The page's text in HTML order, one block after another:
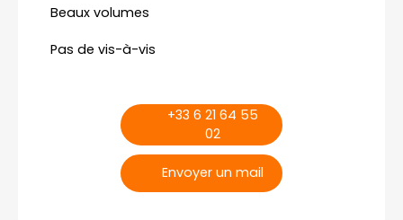
Beaux volumes
Pas de vis-à-vis
+33 6 21 64 55
02
Envoyer un mail